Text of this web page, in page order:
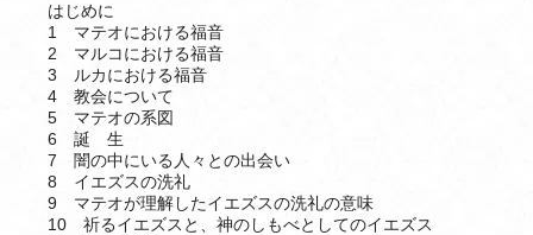
はじめに
1 マテオにおける福音
2 マルコにおける福音
3 ルカにおける福音
4 教会について
5 マテオの系図
6 誕 生
7 闇の中にいる人々との出会い
8 イエズスの洗礼
9 マテオが理解したイエズスの洗礼の意味
10 祈るイエズスと、神のしもべとしてのイエズス